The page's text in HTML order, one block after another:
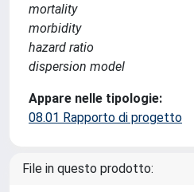
mortality
morbidity
hazard ratio
dispersion model
Appare nelle tipologie:
08.01 Rapporto di progetto
File in questo prodotto: